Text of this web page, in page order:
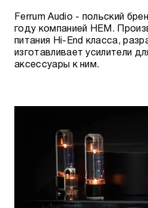
Ferrum Audio - польский
году компанией HEM.
питания Hi-End класса,
изготавливает усилители
аксессуары к ним.